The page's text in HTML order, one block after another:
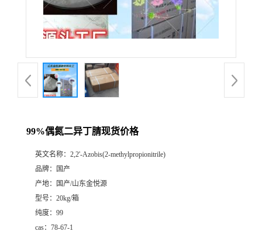
99%偶氮二异丁腈现货价格
英文名称： 2,2'-Azobis(2-methylpropionitrile)
品牌：
国产
产地：
国产/山东金悦源
型号： 20kg/箱
纯度： 99
cas： 78-67-1